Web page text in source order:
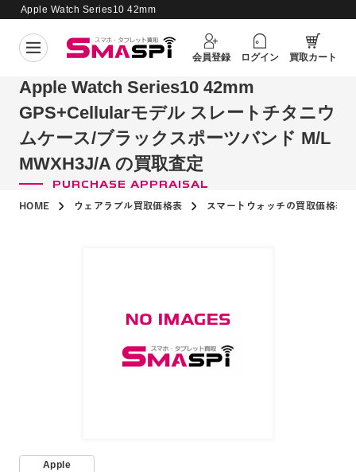
買取価格更新日：2026年8月5日
Apple Watch Series10 42mm
ウムケース/ブラックスポーツバンド
M/L MWXH3J/A の買取査定
会員登録 ログイン 買取カート
Apple Watch Series10 42mm
GPS+Cellularモデル スレートチタニウ
ムケース/ブラックスポーツバンド M/L
MWXH3J/A の買取査定
PURCHASE APPRAISAL
HOME ウェアラブル買取価格表 スマートウォッチの買取価格表
Apple